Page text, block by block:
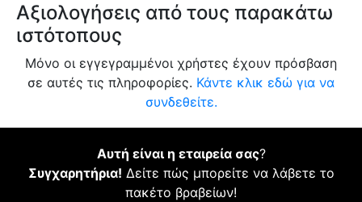
Αξιολογήσεις από τους παρακάτω
ιστότοπους
Μόνο οι εγγεγραμμένοι χρήστες έχουν πρόσβαση
σε αυτές τις πληροφορίες. Κάντε κλικ εδώ για να
συνδεθείτε.
Αυτή είναι η εταιρεία σας?
Συγχαρητήρια! Δείτε πώς μπορείτε να λάβετε το
πακέτο βραβείων!